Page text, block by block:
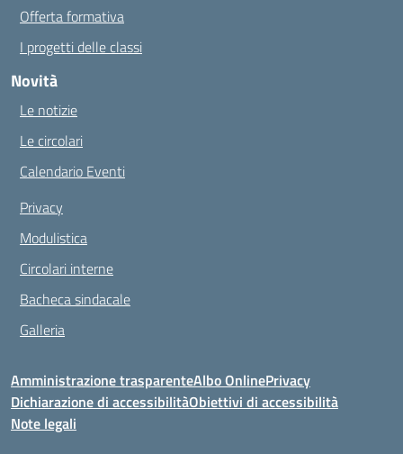
Offerta formativa
I progetti delle classi
Novità
Le notizie
Le circolari
Calendario Eventi
Privacy
Modulistica
Circolari interne
Bacheca sindacale
Galleria
Amministrazione trasparenteAlbo OnlinePrivacy
Dichiarazione di accessibilitàObiettivi di accessibilità
Note legali